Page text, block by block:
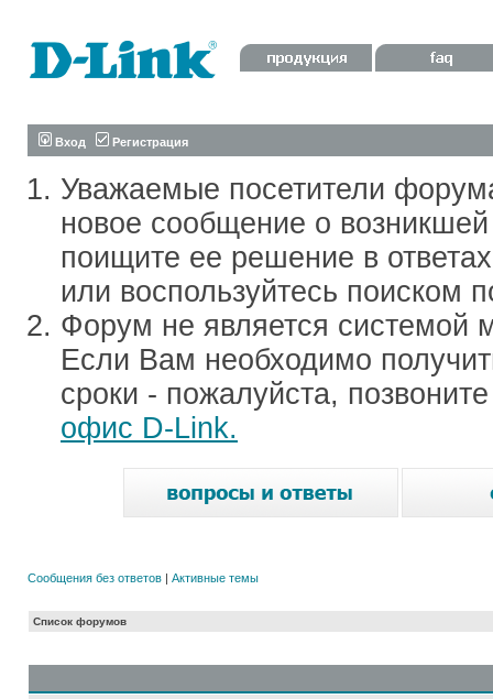
Вход Регистрация
Уважаемые посетители
новое сообщение о
поищите ее решение в
или воспользуйтесь поиском
Форум не является системой
Если Вам необходимо
сроки - пожалуйста,
офис D-Link.
Сообщения без ответов | Активные темы
Список форумов